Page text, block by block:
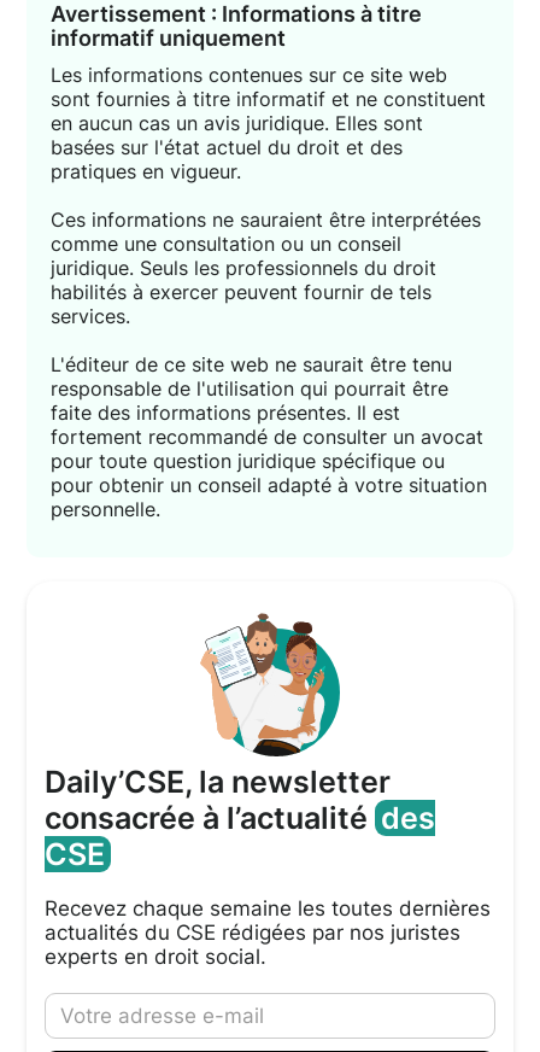
Avertissement : Informations à titre
informatif uniquement
Les informations contenues sur ce site web
sont fournies à titre informatif et ne constituent
en aucun cas un avis juridique. Elles sont
basées sur l'état actuel du droit et des
pratiques en vigueur.
Ces informations ne sauraient être interprétées
comme une consultation ou un conseil
juridique. Seuls les professionnels du droit
habilités à exercer peuvent fournir de tels
services.
L'éditeur de ce site web ne saurait être tenu
responsable de l'utilisation qui pourrait être
faite des informations présentes. Il est
fortement recommandé de consulter un avocat
pour toute question juridique spécifique ou
pour obtenir un conseil adapté à votre situation
personnelle.
Daily’CSE, la newsletter
consacrée à l’actualitédes
CSE
Recevez chaque semaine les toutes dernières
actualités du CSE rédigées par nos juristes
experts en droit social.